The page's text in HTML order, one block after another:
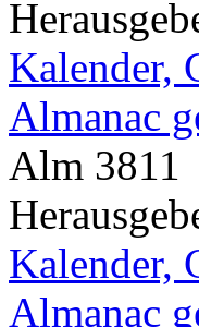
Kalender,
Almanac
Alm 3811
Kalender,
Almanac